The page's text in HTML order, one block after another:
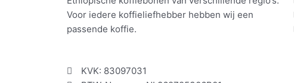
Voor iedere koffieliefhebber hebben wij een
passende koffie.
KVK: 83097031